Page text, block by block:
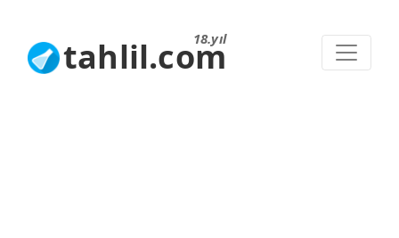
18.yıl
tahlil.com